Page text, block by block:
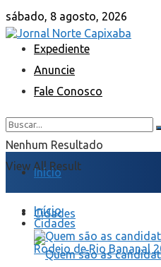
sábado, 8 agosto, 2026
Expediente
Anuncie
Fale Conosco
Nenhum Resultado
View All Result
Início
Cidades
Início
Cidades